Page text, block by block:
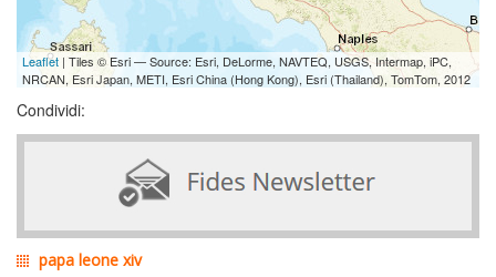
Leaflet | Tiles © Esri — Source: Esri, DeLorme, NAVTEQ, USGS, Intermap, iPC,
NRCAN, Esri Japan, METI, Esri China (Hong Kong), Esri (Thailand), TomTom, 2012
Condividi:
papa leone xiv